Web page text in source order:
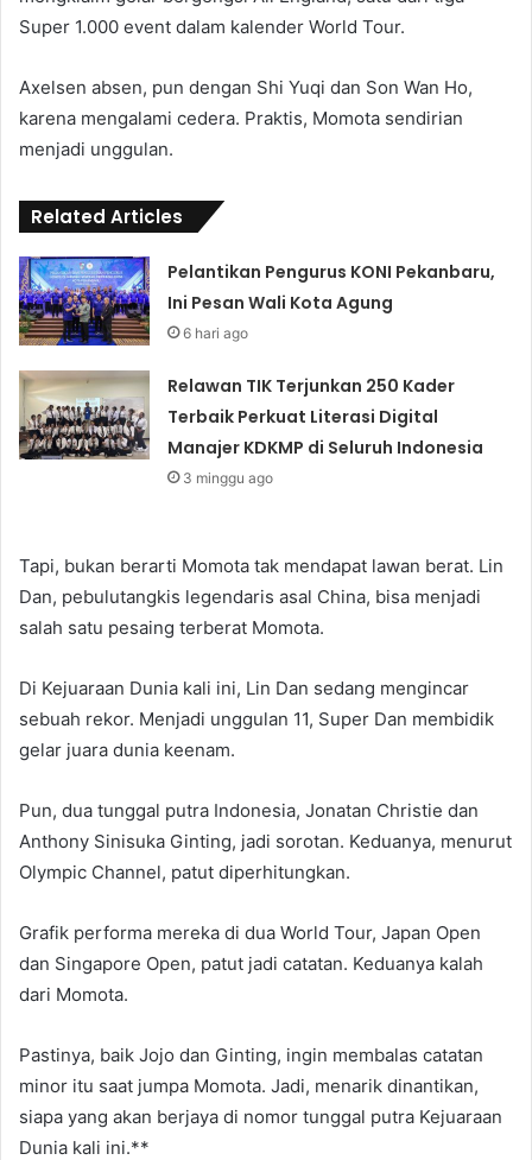
Super 1.000 event dalam kalender World Tour.
Axelsen absen, pun dengan Shi Yuqi dan Son Wan Ho,
karena mengalami cedera. Praktis, Momota sendirian
menjadi unggulan.
Related Articles
Pelantikan Pengurus KONI Pekanbaru,
Ini Pesan Wali Kota Agung
6 hari ago
Relawan TIK Terjunkan 250 Kader
Terbaik Perkuat Literasi Digital
Manajer KDKMP di Seluruh Indonesia
3 minggu ago
Tapi, bukan berarti Momota tak mendapat lawan berat. Lin
Dan, pebulutangkis legendaris asal China, bisa menjadi
salah satu pesaing terberat Momota.
Di Kejuaraan Dunia kali ini, Lin Dan sedang mengincar
sebuah rekor. Menjadi unggulan 11, Super Dan membidik
gelar juara dunia keenam.
Pun, dua tunggal putra Indonesia, Jonatan Christie dan
Anthony Sinisuka Ginting, jadi sorotan. Keduanya, menurut
Olympic Channel, patut diperhitungkan.
Grafik performa mereka di dua World Tour, Japan Open
dan Singapore Open, patut jadi catatan. Keduanya kalah
dari Momota.
Pastinya, baik Jojo dan Ginting, ingin membalas catatan
minor itu saat jumpa Momota. Jadi, menarik dinantikan,
siapa yang akan berjaya di nomor tunggal putra Kejuaraan
Dunia kali ini.**